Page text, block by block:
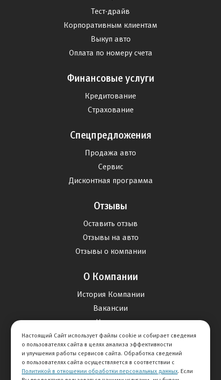
Тест-драйв
Корпоративным клиентам
Выкуп авто
Оплата по номеру счета
Финансовые услуги
Кредитование
Страхование
Спецпредложения
Продажа авто
Сервис
Дисконтная программа
Отзывы
Оставить отзыв
Отзывы на авто
Отзывы о компании
О Компании
История Компании
Вакансии
Новости
Карта сайта
Контакты
Настоящий Сайт использует файлы cookie и собирает сведения
о пользователях сайта в целях анализа эффективности
и улучшения работы сервисов сайта. Обработка сведений
о пользователях сайта осуществляется в соответствии с
Политикой в отношении обработки персональных данных. Если